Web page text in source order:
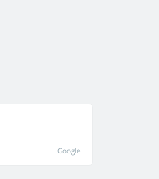
Google